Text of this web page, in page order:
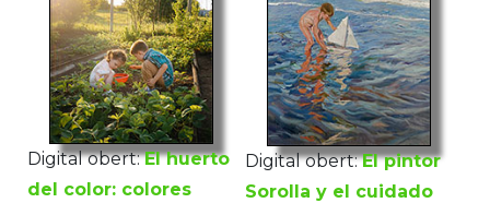
Digital obert: El huerto
del color: colores
Digital obert: El pintor
Sorolla y el cuidado